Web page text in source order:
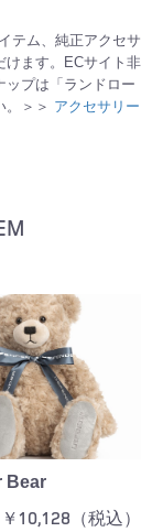
テム、純正アクセサ
けます。ECサイト非
ップは「ランドロー
。＞＞ アクセサリー
Bear
￥10,128（税込）